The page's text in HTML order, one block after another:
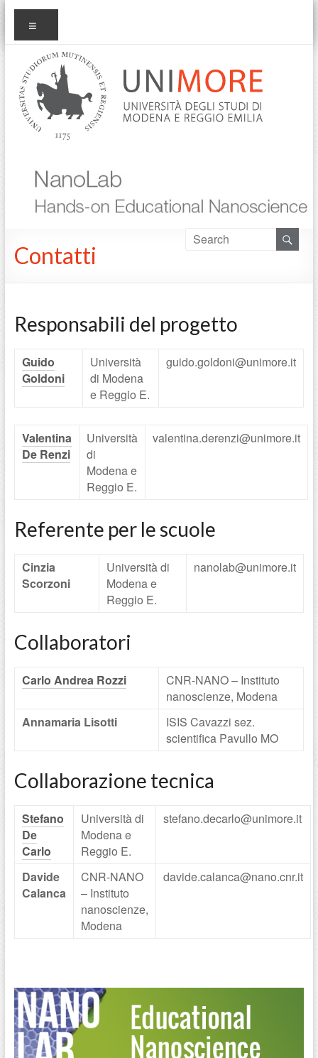
Salta
contenuto
nanolab
Contatti
Responsabili del progetto
Guido
Goldoni
Università
di Modena
e Reggio E.
guido.goldoni@unimore.it
Valentina
De Renzi
Università
di
Modena e
Reggio E.
valentina.derenzi@unimore.it
Referente per le scuole
Cinzia
Scorzoni
Università di
Modena e
Reggio E.
nanolab@unimore.it
Collaboratori
Carlo Andrea Rozzi
CNR-NANO – Instituto
nanoscienze, Modena
Annamaria Lisotti
ISIS Cavazzi sez.
scientifica Pavullo MO
Collaborazione tecnica
Stefano
De
Carlo
Università di
Modena e
Reggio E.
stefano.decarlo@unimore.it
Davide
Calanca
CNR-NANO
– Instituto
nanoscienze,
Modena
davide.calanca@nano.cnr.it